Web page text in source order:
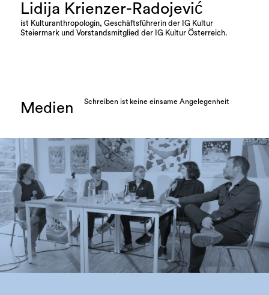
Lidija Krienzer-Radojević
ist Kulturanthropologin, Geschäftsführerin der IG Kultur
Steiermark und Vorstandsmitglied der IG Kultur Österreich.
Medien Schreiben ist keine einsame Angelegenheit